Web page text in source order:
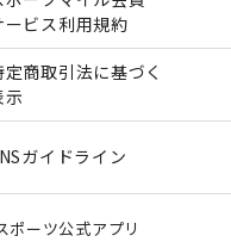
ービス利用規約
定商取引法に基づく
示
ガイドライン
ポーツ公式アプリ